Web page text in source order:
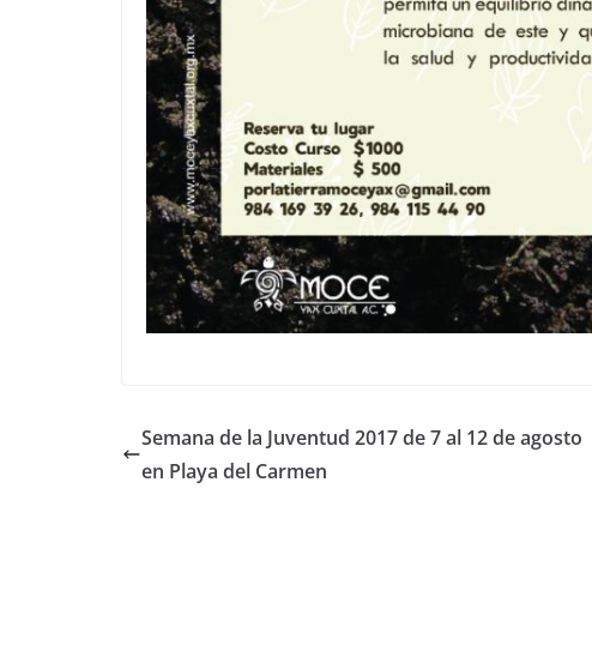
Semana de la Juventud 2017 de 7 al 12 de agosto
en Playa del Carmen